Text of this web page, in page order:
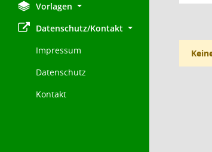
Vorlagen
Datenschutz/Kontakt
Impressum
Datenschutz
Kontakt